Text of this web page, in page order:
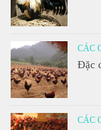
CÁC
Đặc
CÁC